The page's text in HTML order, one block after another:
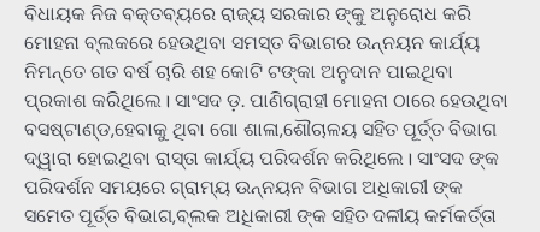
ବିଧାୟକ ନିଜ ବକ୍ତବ୍ୟରେ ରାଜ୍ୟ ସରକାର ଙ୍କୁ ଅନୁରୋଧ କରି
ମୋହନା ବ୍ଲକରେ ହେଉଥିବା ସମସ୍ତ ବିଭାଗର ଉନ୍ନୟନ କାର୍ଯ୍ୟ
ନିମନ୍ତେ ଗତ ବର୍ଷ ଚାରି ଶହ କୋଟି ଟଙ୍କା ଅନୁଦାନ ପାଇଥିବା
ପ୍ରକାଶ କରିଥିଲେ। ସାଂସଦ ଡ଼. ପାଣିଗ୍ରାହୀ ମୋହନା ଠାରେ ହେଉଥିବା
ବସଷ୍ଟାଣ୍ଡ,ହେବାକୁ ଥିବା ଗୋ ଶାଳା,ଶୌଚାଳୟ ସହିତ ପୂର୍ତ୍ତ ବିଭାଗ
ଦ୍ୱାରା ହୋଇଥିବା ରାସ୍ତା କାର୍ଯ୍ୟ ପରିଦର୍ଶନ କରିଥିଲେ। ସାଂସଦ ଙ୍କ
ପରିଦର୍ଶନ ସମୟରେ ଗ୍ରାମ୍ୟ ଉନ୍ନୟନ ବିଭାଗ ଅଧିକାରୀ ଙ୍କ
ସମେତ ପୂର୍ତ୍ତ ବିଭାଗ,ବ୍ଲକ ଅଧିକାରୀ ଙ୍କ ସହିତ ଦଳୀୟ କର୍ମକର୍ତ୍ତା